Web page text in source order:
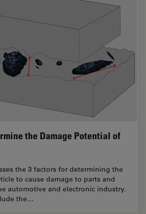
the Damage Potential of
the 3 factors for determining the
to cause damage to parts and
automotive and electronic industry.
the…